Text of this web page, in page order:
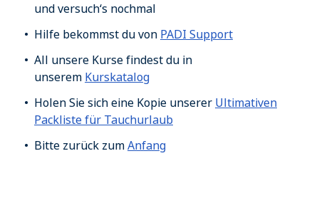
und versuch‘s nochmal
Hilfe bekommst du von PADI Support
All unsere Kurse findest du in
unserem Kurskatalog
Holen Sie sich eine Kopie unserer Ultimativen
Packliste für Tauchurlaub
Bitte zurück zumAnfang